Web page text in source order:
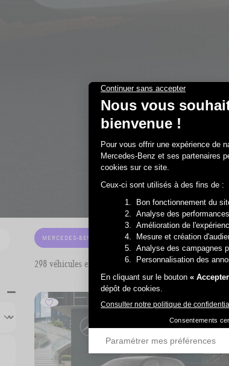
-
MERCEDES-BENZ
298 véhicules en stock correspondent à votre recherche